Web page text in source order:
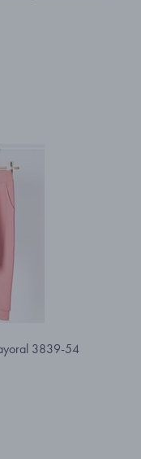
3839-54